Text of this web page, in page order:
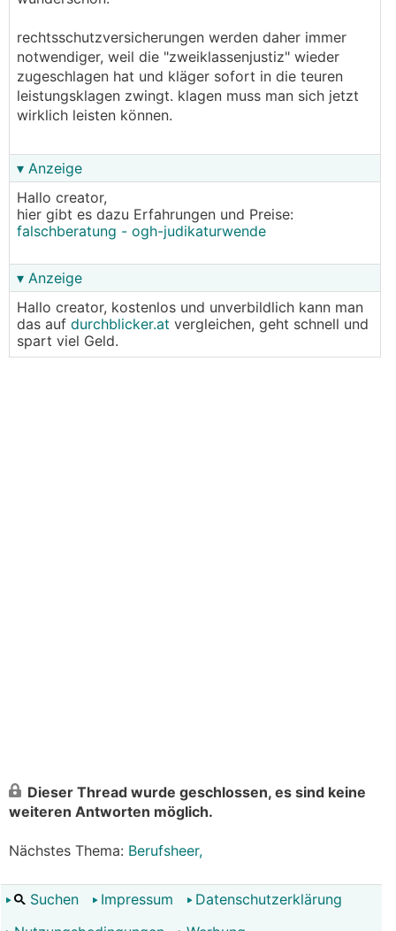
rechtsschutzversicherungen werden daher immer
notwendiger, weil die "zweiklassenjustiz" wieder
zugeschlagen hat und kläger sofort in die teuren
leistungsklagen zwingt. klagen muss man sich jetzt
wirklich leisten können.
▾ Anzeige
Hallo creator,
hier gibt es dazu Erfahrungen und Preise:
falschberatung - ogh-judikaturwende
▾ Anzeige
Hallo creator, kostenlos und unverbildlich kann man
das auf durchblicker.at vergleichen, geht schnell und
spart viel Geld.
Dieser Thread wurde geschlossen, es sind keine
weiteren Antworten möglich.
Nächstes Thema: Berufsheer,
Suchen Impressum
Datenschutzerklärung